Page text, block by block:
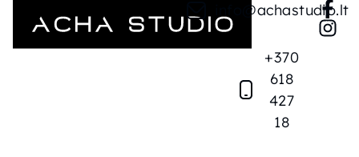
info@achastudio.lt
+370
618
427
18